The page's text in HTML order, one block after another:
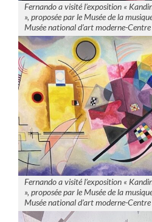
Fernando a visité l’exposition «
», proposée par le Musée de la
Musée national d’art moderne-
Fernando a visité l’exposition «
», proposée par le Musée de la
Musée national d’art moderne-